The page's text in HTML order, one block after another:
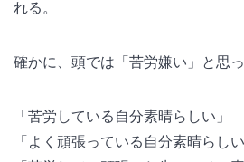
れる。
確かに、頭では「苦労嫌い」と思
「苦労している自分素晴らしい」
「よく頑張っている自分素晴らしい